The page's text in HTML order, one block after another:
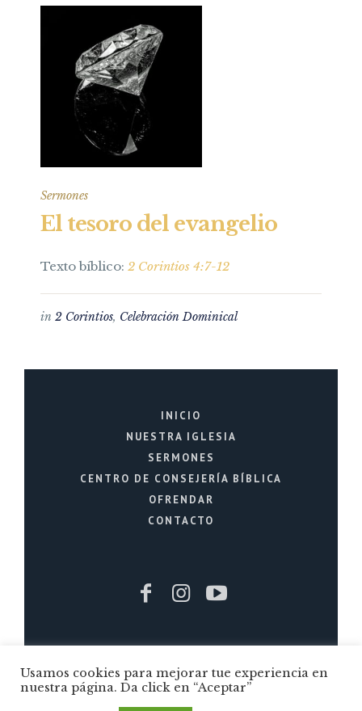
Sermones
El tesoro del evangelio
Texto bíblico: 2 Corintios 4:7-12
in 2 Corintios, Celebración Dominical
INICIO
NUESTRA IGLESIA
SERMONES
CENTRO DE CONSEJERÍA BÍBLICA
OFRENDAR
CONTACTO
los Derechos Reservados / Quito - Ecuador
Usamos cookies para mejorar tue experiencia en
nuestra página. Da click en “Aceptar”